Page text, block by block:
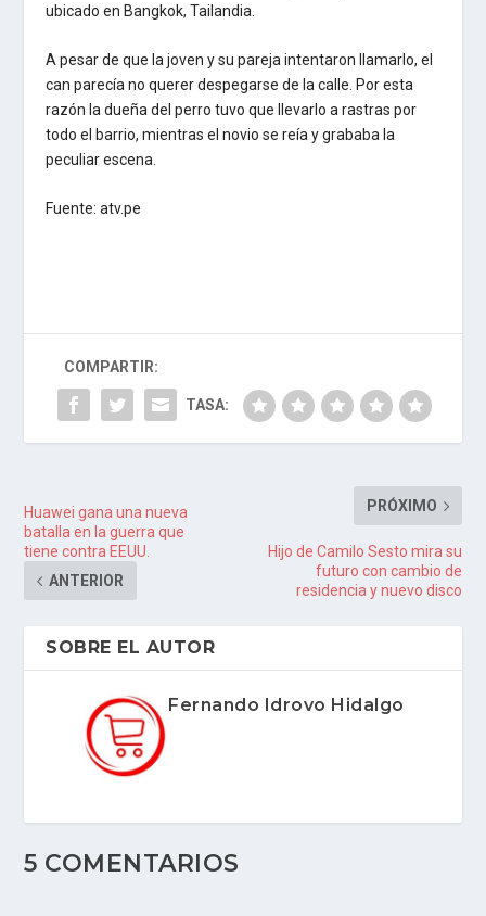
ubicado en Bangkok, Tailandia.
A pesar de que la joven y su pareja intentaron llamarlo, el
can parecía no querer despegarse de la calle. Por esta
razón la dueña del perro tuvo que llevarlo a rastras por
todo el barrio, mientras el novio se reía y grababa la
peculiar escena.
Fuente: atv.pe
COMPARTIR:
TASA:
Huawei gana una nueva
batalla en la guerra que
tiene contra EEUU.
ANTERIOR
PRÓXIMO
Hijo de Camilo Sesto mira su
futuro con cambio de
residencia y nuevo disco
SOBRE EL AUTOR
Fernando Idrovo Hidalgo
5 COMENTARIOS